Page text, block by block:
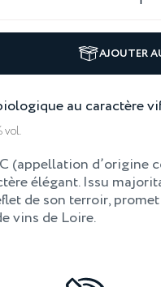
AJOUTER
au caractère
vol.
(appellation d’origine
élégant. Issu
de son terroir,
vins de Loire.